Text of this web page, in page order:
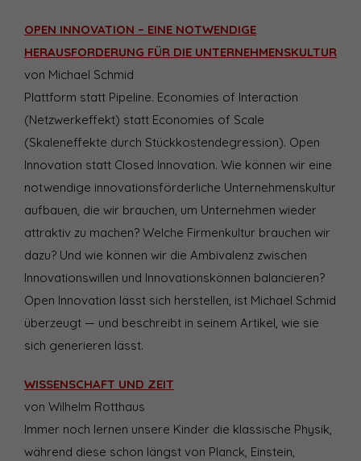
OPEN INNOVATION – EINE NOTWENDIGE
HERAUSFORDERUNG FÜR DIE UNTERNEHMENSKULTUR
von Michael Schmid
Plattform statt Pipeline. Economies of Interaction
(Netzwerkeffekt) statt Economies of Scale
(Skaleneffekte durch Stückkostendegression). Open
Innovation statt Closed Innovation. Wie können wir eine
notwendige innovationsförderliche Unternehmenskultur
aufbauen, die wir brauchen, um Unternehmen wieder
attraktiv zu machen? Welche Firmenkultur brauchen wir
dazu? Und wie können wir die Ambivalenz zwischen
Innovationswillen und Innovationskönnen balancieren?
Open Innovation lässt sich herstellen, ist Michael Schmid
überzeugt — und beschreibt in seinem Artikel, wie sie
sich generieren lässt.
WISSENSCHAFT UND ZEIT
von Wilhelm Rotthaus
Immer noch lernen unsere Kinder die klassische Physik,
während diese schon längst von Planck, Einstein,